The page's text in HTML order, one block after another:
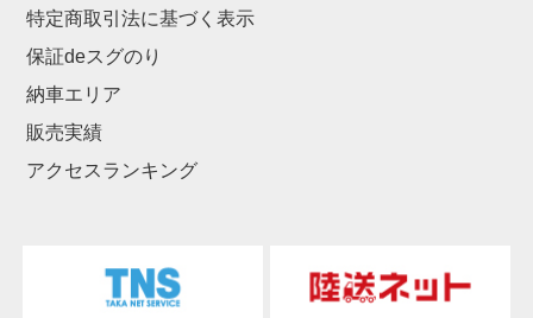
特定商取引法に基づく表示
保証deスグのり
納車エリア
販売実績
アクセスランキング